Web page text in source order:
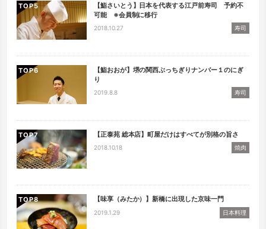
TOP
【鮨さいとう】日本を代表する江戸前寿司 予約不
可能 ※会員制に移行
2018.10.27 寿司
TOP
【鮨おおが】堺の関西ぶっちぎりナンバー１のにぎ
り
2019.8.8 寿司
TOP 【正泰苑 総本店】町屋だけはすべてが別格の旨さ
2018.10.18 焼肉
TOP 【味享（みたか）】新橋に出現した京味一門
2019.1.29 日本料理